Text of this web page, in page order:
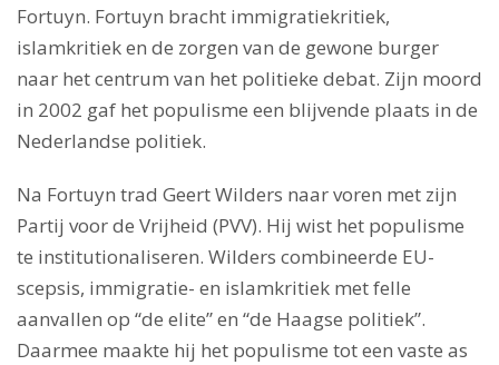
Fortuyn. Fortuyn bracht immigratiekritiek,
islamkritiek en de zorgen van de gewone burger
naar het centrum van het politieke debat. Zijn moord
in 2002 gaf het populisme een blijvende plaats in de
Nederlandse politiek.
Na Fortuyn trad Geert Wilders naar voren met zijn
Partij voor de Vrijheid (PVV). Hij wist het populisme
te institutionaliseren. Wilders combineerde EU-
scepsis, immigratie- en islamkritiek met felle
aanvallen op “de elite” en “de Haagse politiek”.
Daarmee maakte hij het populisme tot een vaste as